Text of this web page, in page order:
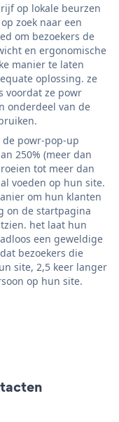
op lokale beurzen
zoek naar een
om bezoekers de
en ergonomische
manier te laten
oplossing. ze
voordat ze powr
onderdeel van de
powr-pop-up
250% (meer dan
tot meer dan
voeden op hun site.
om hun klanten
on de startpagina
het laat hun
een geweldige
bezoekers die
site, 2,5 keer langer
op hun site.